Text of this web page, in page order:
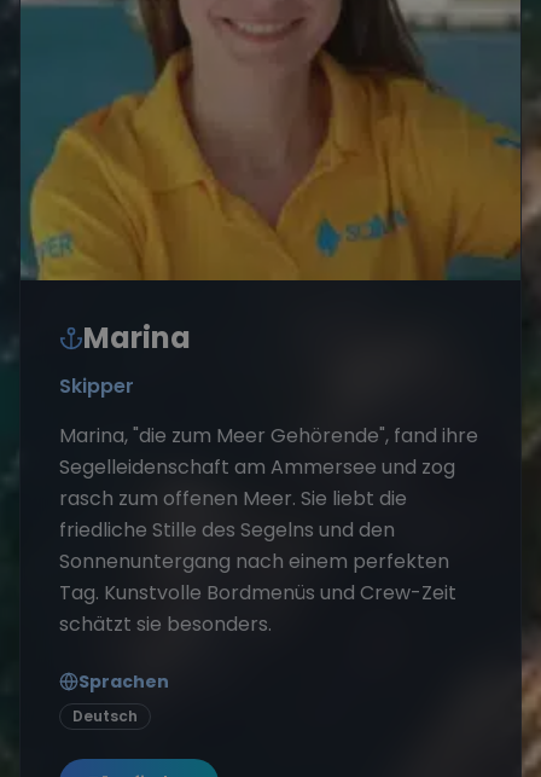
Marina
Skipper
Marina, "die zum Meer Gehörende", fand ihre
Segelleidenschaft am Ammersee und zog
rasch zum offenen Meer. Sie liebt die
friedliche Stille des Segelns und den
Sonnenuntergang nach einem perfekten
Tag. Kunstvolle Bordmenüs und Crew-Zeit
schätzt sie besonders.
Sprachen
Deutsch